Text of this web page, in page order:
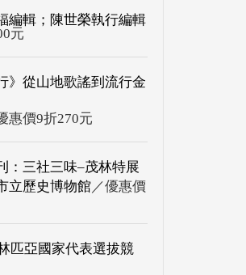
編輯；陳世榮執行編輯
元
》從山地歌謠到流行金
惠價9折270元
：三社三味–茂林特展
立歷史博物館／優惠價
匹亞國家代表選拔競